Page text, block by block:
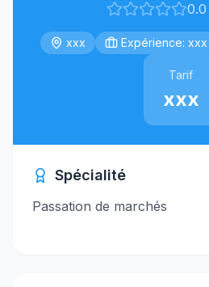
0.0
xxx Expérience: xxx
Tarif
xxx
Spécialité
Passation de marchés